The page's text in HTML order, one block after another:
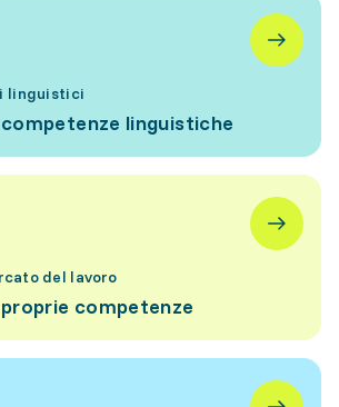
linguistici
linguistiche
del lavoro
competenze